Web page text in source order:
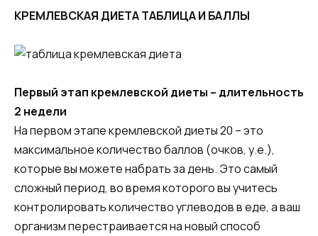
КРЕМЛЕВСКАЯ ДИЕТА ТАБЛИЦА И БАЛЛЫ
Первый этап кремлевской диеты – длительность
2 недели
На первом этапе кремлевской диеты 20 – это
максимальное количество баллов (очков, у.е.),
которые вы можете набрать за день. Это самый
сложный период, во время которого вы учитесь
контролировать количество углеводов в еде, а ваш
организм перестраивается на новый способ